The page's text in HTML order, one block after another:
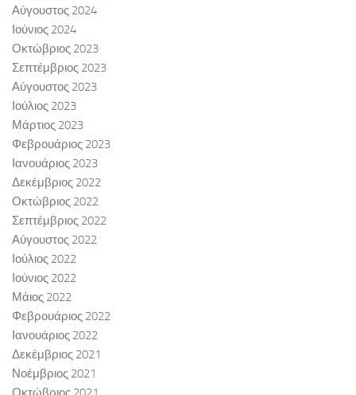
Αύγουστος 2024
Ιούνιος 2024
Οκτώβριος 2023
Σεπτέμβριος 2023
Αύγουστος 2023
Ιούλιος 2023
Μάρτιος 2023
Φεβρουάριος 2023
Ιανουάριος 2023
Δεκέμβριος 2022
Οκτώβριος 2022
Σεπτέμβριος 2022
Αύγουστος 2022
Ιούλιος 2022
Ιούνιος 2022
Μάιος 2022
Φεβρουάριος 2022
Ιανουάριος 2022
Δεκέμβριος 2021
Νοέμβριος 2021